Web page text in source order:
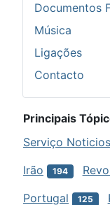
Documentos
Música
Ligações
Contacto
Principais
Serviço
Irão 194
Portugal 125